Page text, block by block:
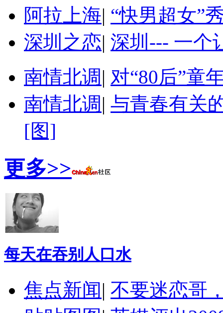
阿拉上海| “快男超女”
深圳之恋| 深圳--- 一个
南情北调 | 对“80后”童
南情北调 | 与青春有关
[图]
更多>>
每天在吞别人口水
焦点新闻| 不要迷恋哥